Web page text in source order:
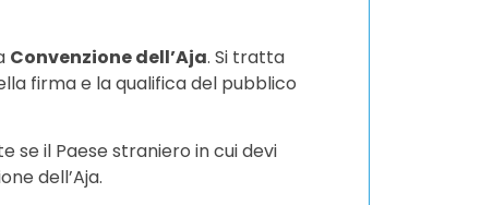
Convenzione dell’Aja. Si tratta
firma e la qualifica del pubblico
se il Paese straniero in cui devi
dell’Aja.